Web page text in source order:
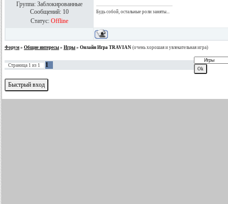
Группа: Заблокированные
Сообщений: 10
Статус: Offline
Будь собой, остальные роли заняты...
Форум » Общие интересы » Игры » Онлайн Игра TRAVIAN (очень хорошая и увлекательная игра)
Страница 1 из 1 1